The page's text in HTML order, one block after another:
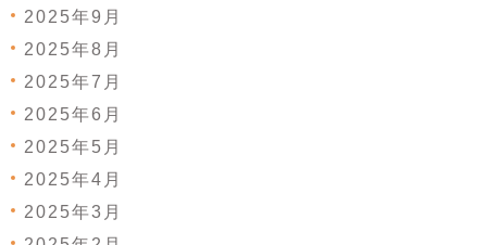
2025年9月
2025年8月
2025年7月
2025年6月
2025年5月
2025年4月
2025年3月